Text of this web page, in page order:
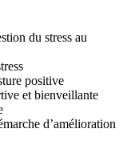
du stress au
positive
et bienveillante
d’amélioration